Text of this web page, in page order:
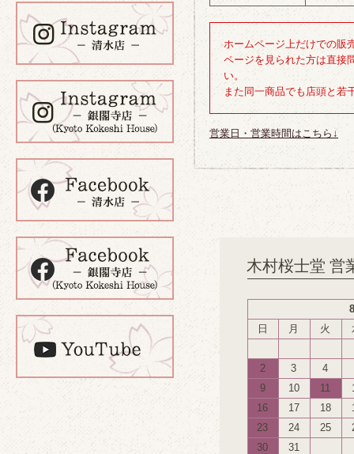
ホームページ上だけでの販
ページを見られた方は直接
い。
また同一商品でも店頭と若
営業日・営業時間はこちら↓
木村桜士堂 営
日
月 火
2 3
4
9
10 11
16
17 18
23
24 25
30
31